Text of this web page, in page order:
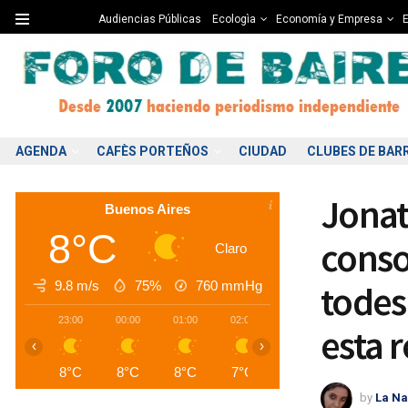
Audiencias Públicas Ecologìa Economía y Empresa
AGENDA CAFÈS PORTEÑOS CIUDAD CLUBES DE
esta
by La
Buenos Aires
8°C Claro
9.8 m/s 75% 760 mmHg
23:00
8°C
00:00
8°C
01:00
8°C
02:00
7°C
04:00
‹ ›